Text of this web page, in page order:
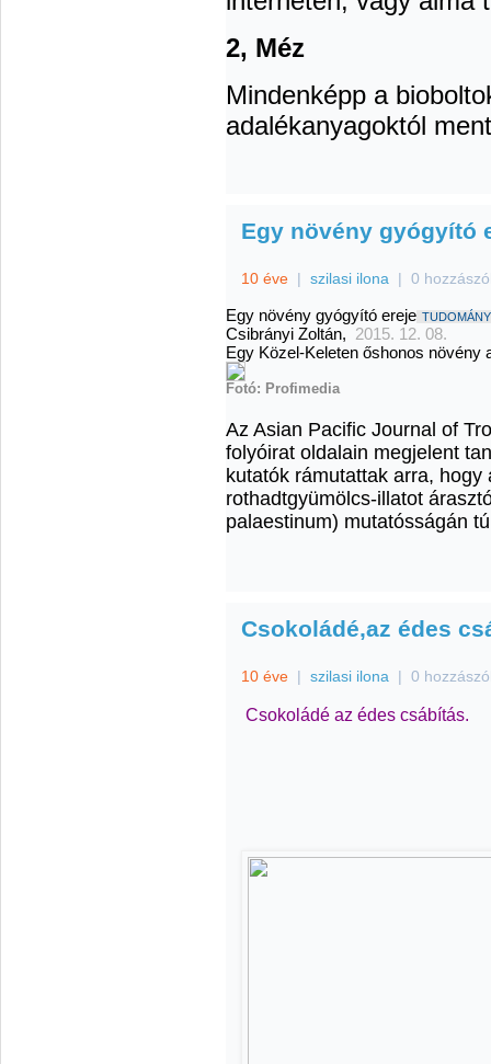
2, Méz
Mindenképp a
adalékanyagoktól
Egy növény gyógyító
10 éve | szilasi ilona | 0
Egy növény gyógyító ereje TUDOMÁNY
Csibrányi Zoltán, 2015. 12. 08.
Egy Közel-Keleten őshonos növény
Fotó: Profimedia
Az Asian Pacific Journal of
folyóirat oldalain megjelent
kutatók rámutattak arra,
rothadtgyümölcs-illatot
palaestinum) mutatósságán
Csokoládé,az édes
10 éve | szilasi ilona | 0
Csokoládé az édes csábítás.